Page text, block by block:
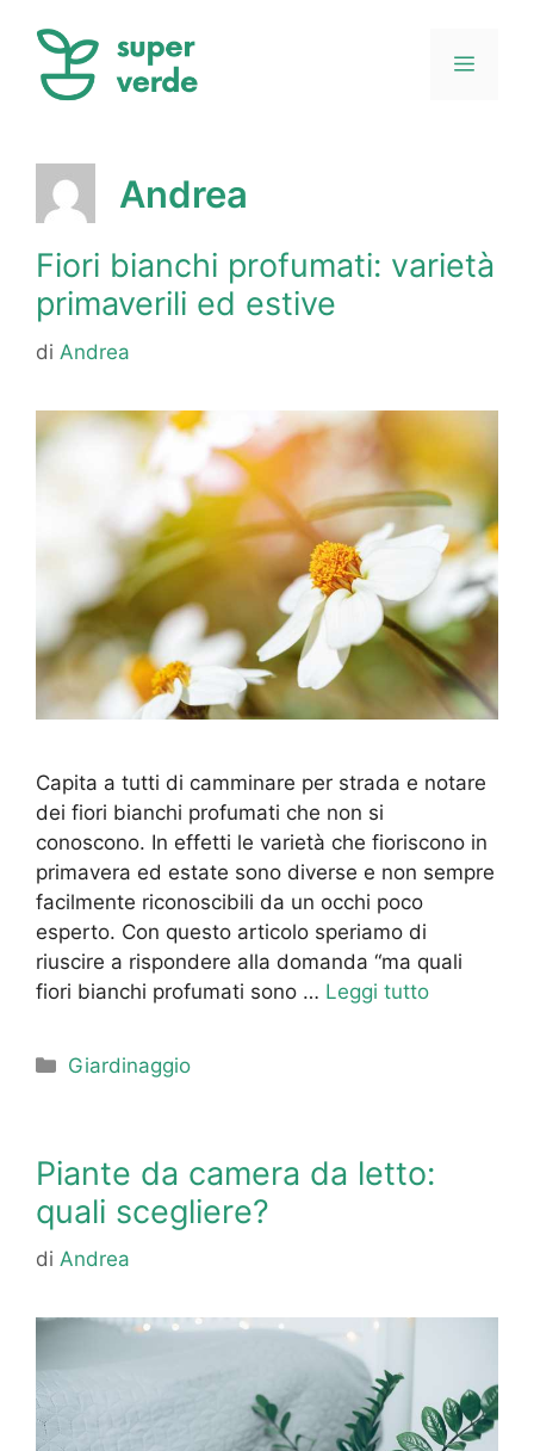
contenuto
Menu
Andrea
Fiori bianchi profumati: varietà
primaverili ed estive
di Andrea
Capita a tutti di camminare per strada e notare
dei fiori bianchi profumati che non si
conoscono. In effetti le varietà che fioriscono in
primavera ed estate sono diverse e non sempre
facilmente riconoscibili da un occhi poco
esperto. Con questo articolo speriamo di
riuscire a rispondere alla domanda “ma quali
fiori bianchi profumati sono … Leggi tutto
Categorie
Giardinaggio
Piante da camera da letto:
quali scegliere?
di Andrea